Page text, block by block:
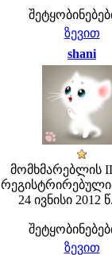
ზევით
shani
მომხმარებლის
24 ივნისი 2012
ზევით